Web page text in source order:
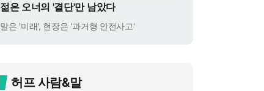
젊은 오너의 '결단'만 남았다
말은 '미래', 현장은 '과거형 안전사고'
허프 사람&말